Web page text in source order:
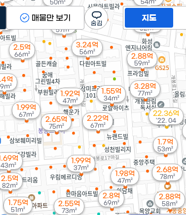
1.98억
47m²
억
43m²
2.77억
52m²
1.7억
53m²
50m²
3.24억
56m²
2.88억
59m²
2.88억
58m²
1.75억
51m²
2.65억
75m²
1.99억
37m²
2.5억
66m²
2.5억
82m²
1.92억
47m²
억
2.7억
57m²
1.55억
34m²
2.68억
78m²
3.28억
77m²
2.55억
73m²
2.8억
69m²
54m²
22.36억
'22. 04
1.99억
67m²
2.22억
67m²
지도
매물만 보기